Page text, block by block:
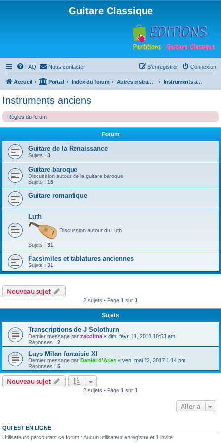
Guitare Classique
FAQ Nous contacter Connexion
S’enregistrer
Accueil Portail Index du forum Autres instruments à cordes pincées, ou styles Instruments anciens
Instruments anciens
Règles du forum
Forum
Guitare de la Renaissance
Sujets : 3
Guitare baroque
Discussion autour de la guitare baroque
Sujets : 16
Guitare romantique
Luth
Discussion autour du Luth
Sujets : 31
Facsimiles et tablatures anciennes
Sujets : 31
Nouveau sujet
2 sujets • Page 1 sur 1
Sujets
Transcriptions de J Solothurn
Dernier message par zacolma « dim. févr. 11, 2018 10:53 am
Réponses : 2
Luys Milan fantaisie XI
Dernier message par Daniel d'Arles « ven. mai 12, 2017 1:14 pm
Réponses : 5
Nouveau sujet
2 sujets • Page 1 sur 1
Aller à
QUI EST EN LIGNE
Utilisateurs parcourant ce forum : Aucun utilisateur enregistré et 1 invité